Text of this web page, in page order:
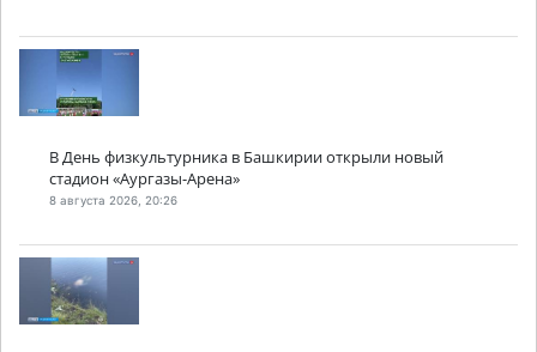
В День физкультурника в Башкирии открыли новый
стадион «Аургазы-Арена»
8 августа 2026, 20:26